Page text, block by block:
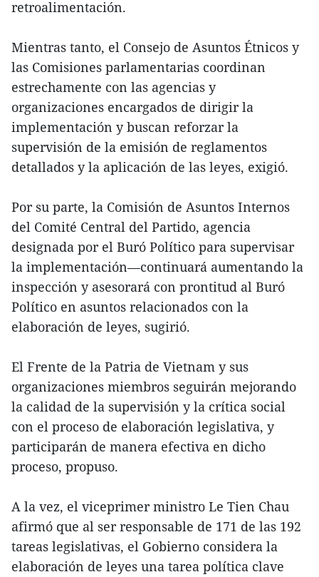
retroalimentación.
Mientras tanto, el Consejo de Asuntos Étnicos y
las Comisiones parlamentarias coordinan
estrechamente con las agencias y
organizaciones encargados de dirigir la
implementación y buscan reforzar la
supervisión de la emisión de reglamentos
detallados y la aplicación de las leyes, exigió.
Por su parte, la Comisión de Asuntos Internos
del Comité Central del Partido, agencia
designada por el Buró Político para supervisar
la implementación—continuará aumentando la
inspección y asesorará con prontitud al Buró
Político en asuntos relacionados con la
elaboración de leyes, sugirió.
El Frente de la Patria de Vietnam y sus
organizaciones miembros seguirán mejorando
la calidad de la supervisión y la crítica social
con el proceso de elaboración legislativa, y
participarán de manera efectiva en dicho
proceso, propuso.
A la vez, el viceprimer ministro Le Tien Chau
afirmó que al ser responsable de 171 de las 192
tareas legislativas, el Gobierno considera la
elaboración de leyes una tarea política clave